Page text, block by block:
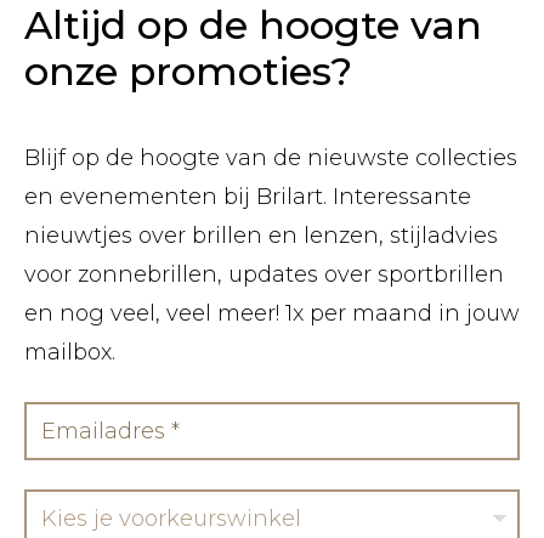
Altijd op de hoogte van
onze promoties?
Blijf op de hoogte van de nieuwste collecties
en evenementen bij Brilart. Interessante
nieuwtjes over brillen en lenzen, stijladvies
voor zonnebrillen, updates over sportbrillen
en nog veel, veel meer! 1x per maand in jouw
mailbox.
Kies je voorkeurswinkel